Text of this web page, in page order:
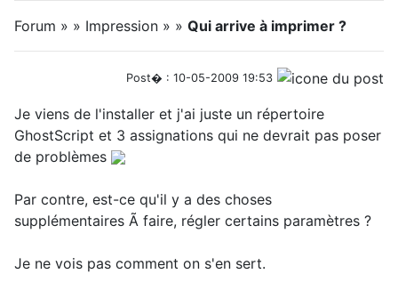
Forum » » Impression » » Qui arrive à imprimer ?
Post� : 10-05-2009 19:53
Je viens de l'installer et j'ai juste un répertoire
GhostScript et 3 assignations qui ne devrait pas poser
de problèmes
Par contre, est-ce qu'il y a des choses
supplémentaires Ã faire, régler certains paramètres ?
Je ne vois pas comment on s'en sert.